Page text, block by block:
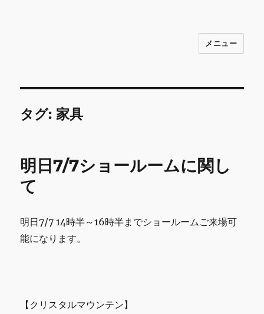
INNOCENCE ～日常に彩りを～ フ
物 etc販売 江戸川区瑞江
メニュー
タグ:家具
明日7/7ショールームに関し
て
明日7/7 14時半～16時半までショールームご来場可
能になります。
【クリスタルマウンテン】